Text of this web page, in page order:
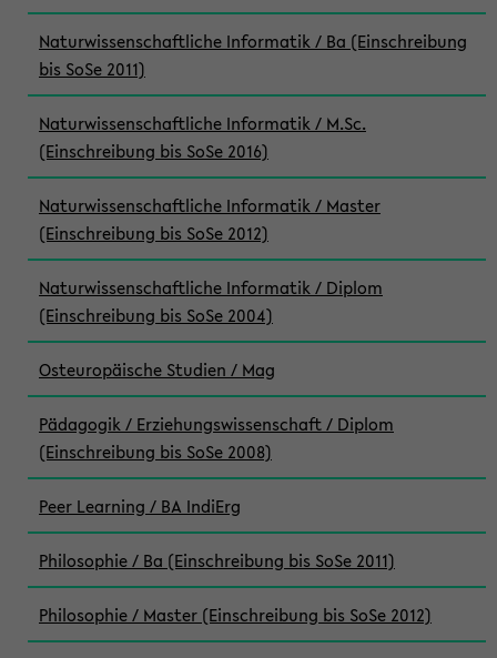
Naturwissenschaftliche Informatik / Ba (Einschreibung
bis SoSe 2011)
Naturwissenschaftliche Informatik / M.Sc.
(Einschreibung bis SoSe 2016)
Naturwissenschaftliche Informatik / Master
(Einschreibung bis SoSe 2012)
Naturwissenschaftliche Informatik / Diplom
(Einschreibung bis SoSe 2004)
Osteuropäische Studien / Mag
Pädagogik / Erziehungswissenschaft / Diplom
(Einschreibung bis SoSe 2008)
Peer Learning / BA IndiErg
Philosophie / Ba (Einschreibung bis SoSe 2011)
Philosophie / Master (Einschreibung bis SoSe 2012)